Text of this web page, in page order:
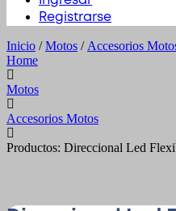
Registrarse
Inicio /Motos / Accesorios
Home
Motos
Accesorios Motos
Productos: Direccional Led